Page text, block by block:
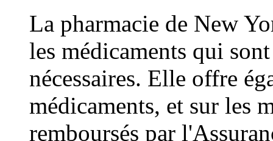
La pharmacie de New
les médicaments qui
nécessaires. Elle offre
médicaments, et sur les
remboursés par